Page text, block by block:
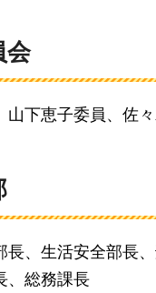
会
山下恵子委員、佐
長、生活安全部長
、総務課長